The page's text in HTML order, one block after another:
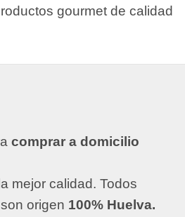
gourmet de calidad
comprar a domicilio
mejor calidad. Todos
origen 100% Huelva.